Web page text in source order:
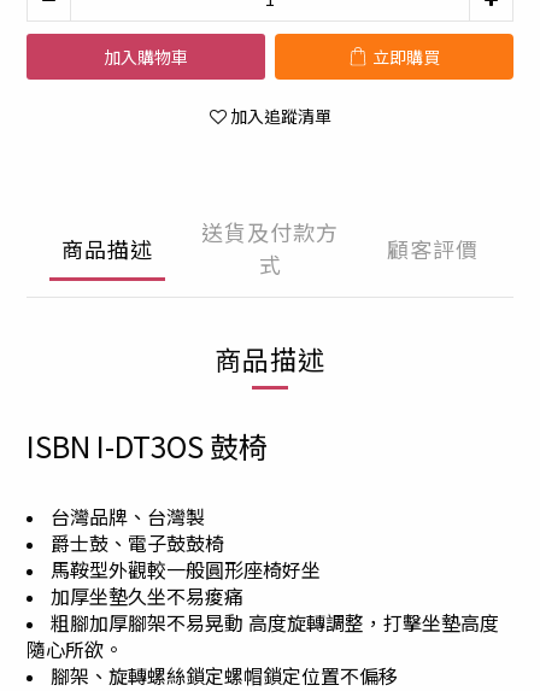
加入購物車 立即購買
加入追蹤清單
商品描述
送貨及付款方
式
顧客評價
商品描述
ISBN I-DT3OS 鼓椅
台灣品牌、台灣製
爵士鼓、電子鼓鼓椅
馬鞍型外觀較一般圓形座椅好坐
加厚坐墊久坐不易痠痛
粗腳加厚腳架不易晃動 高度旋轉調整，打擊坐墊高度
隨心所欲。
腳架、旋轉螺絲鎖定螺帽鎖定位置不偏移